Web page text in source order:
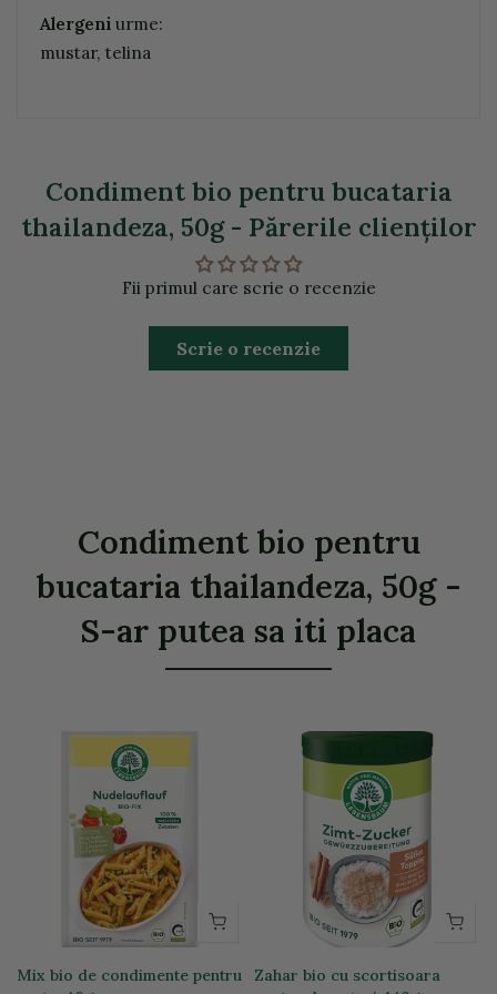
Alergeni urme:
mustar, telina
Condiment bio pentru bucataria
thailandeza, 50g - Părerile clienţilor
Fii primul care scrie o recenzie
Scrie o recenzie
Condiment bio pentru
bucataria thailandeza, 50g -
S-ar putea sa iti placa
Mix bio de condimente pentru
Zahar bio cu scortisoara